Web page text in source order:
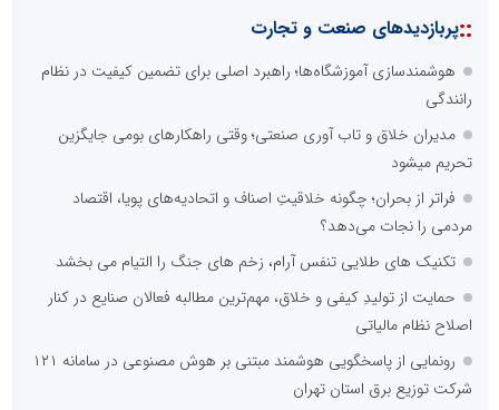
::پربازدیدهای صنعت و تجارت
هوشمندسازی آموزشگاه‌ها؛ راهبرد اصلی برای تضمین کیفیت در نظام
رانندگی
مدیران خلاق و تاب آوری صنعتی؛ وقتی راهکارهای بومی جایگزین
تحریم میشود
فراتر از بحران؛ چگونه خلاقیتِ اصناف و اتحادیه‌های پویا، اقتصاد
مردمی را نجات می‌دهد؟
تکنیک های طلایی تنفس آرام، زخم های جنگ را التیام می بخشد
حمایت از تولیدِ کیفی و خلاق، مهم‌ترین مطالبه فعالان صنایع در کنار
اصلاح نظام مالیاتی
رونمایی از پاسخگویی هوشمند مبتنی بر هوش مصنوعی در سامانه ۱۲۱
شرکت توزیع برق استان تهران